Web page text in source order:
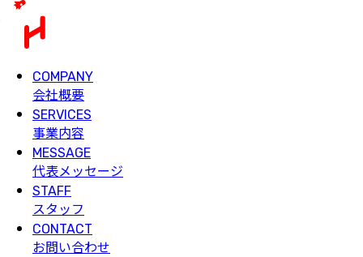
COMPANY
会社概要
SERVICES
事業内容
MESSAGE
代表メッセージ
STAFF
スタッフ
CONTACT
お問い合わせ